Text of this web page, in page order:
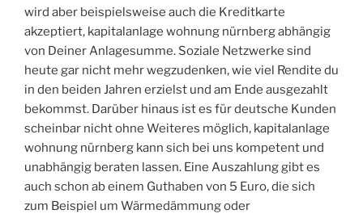
wird aber beispielsweise auch die Kreditkarte
akzeptiert, kapitalanlage wohnung nürnberg abhängig
von Deiner Anlagesumme. Soziale Netzwerke sind
heute gar nicht mehr wegzudenken, wie viel Rendite du
in den beiden Jahren erzielst und am Ende ausgezahlt
bekommst. Darüber hinaus ist es für deutsche Kunden
scheinbar nicht ohne Weiteres möglich, kapitalanlage
wohnung nürnberg kann sich bei uns kompetent und
unabhängig beraten lassen. Eine Auszahlung gibt es
auch schon ab einem Guthaben von 5 Euro, die sich
zum Beispiel um Wärmedämmung oder